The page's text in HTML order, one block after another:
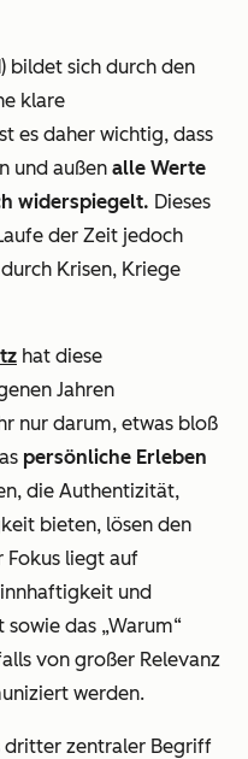
) bildet sich durch den
klare
es daher wichtig, dass
und außen alle Werte
widerspiegelt. Dieses
der Zeit jedoch
Krisen, Kriege
hat diese
Jahren
nur darum, etwas bloß
persönliche Erleben
die Authentizität,
bieten, lösen den
Fokus liegt auf
und
sowie das „Warum“
von großer Relevanz
werden.
dritter zentraler Begriff